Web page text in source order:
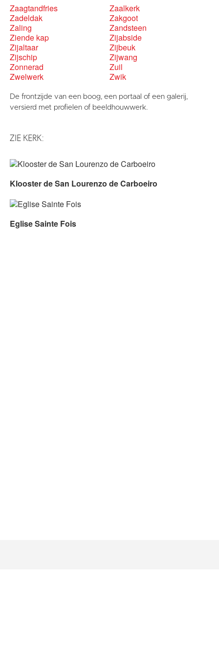
Zaagtandfries
Zaalkerk
Zadeldak
Zakgoot
Zaling
Zandsteen
Ziende kap
Zijabside
Zijaltaar
Zijbeuk
Zijschip
Zijwang
Zonnerad
Zuil
Zwelwerk
Zwik
De frontzijde van een boog, een portaal of een galerij,
versierd met profielen of beeldhouwwerk.
ZIE KERK:
Klooster de San Lourenzo de Carboeiro
Eglise Sainte Fois